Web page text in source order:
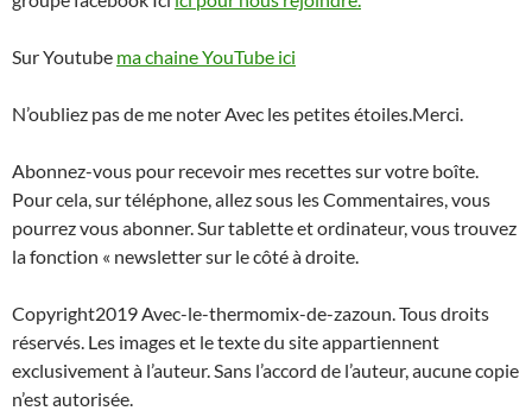
Sur Youtube ma chaine YouTube ici
N’oubliez pas de me noter Avec les petites étoiles.Merci.
Abonnez-vous pour recevoir mes recettes sur votre boîte.
Pour cela, sur téléphone, allez sous les Commentaires, vous
pourrez vous abonner. Sur tablette et ordinateur, vous trouvez
la fonction « newsletter sur le côté à droite.
Copyright2019 Avec-le-thermomix-de-zazoun. Tous droits
réservés. Les images et le texte du site appartiennent
exclusivement à l’auteur. Sans l’accord de l’auteur, aucune copie
n’est autorisée.